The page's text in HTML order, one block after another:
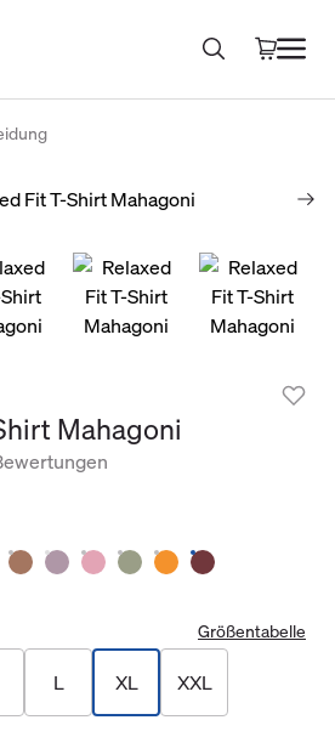
Mahagoni
Größentabelle
L XL XXL